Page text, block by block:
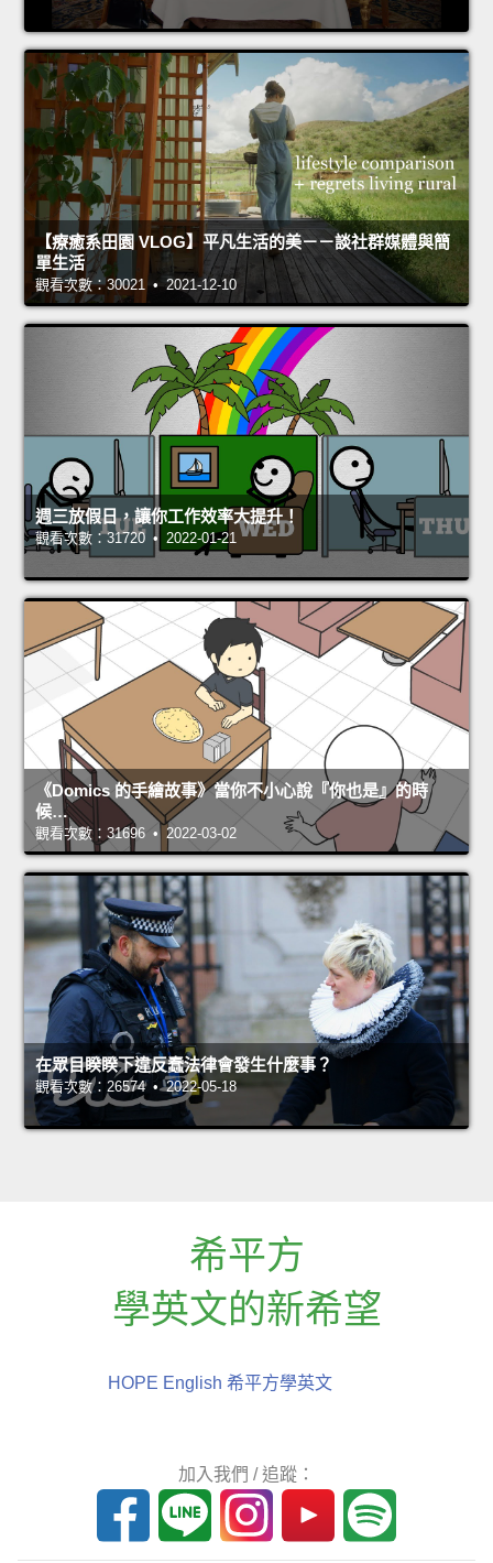
【療癒系田園 VLOG】平凡生活的美－－談社群媒體與簡
單生活
觀看次數：30021 • 2021-12-10
週三放假日，讓你工作效率大提升！
觀看次數：31720 • 2022-01-21
《Domics 的手繪故事》當你不小心說『你也是』的時
候…
觀看次數：31696 • 2022-03-02
在眾目睽睽下違反蠢法律會發生什麼事？
觀看次數：26574 • 2022-05-18
希平方
學英文的新希望
HOPE English 希平方學英文
加入我們 / 追蹤：